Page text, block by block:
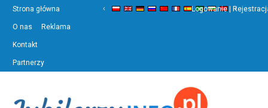
Strona główna
O nas Reklama
Kontakt
Partnerzy
‹ ›
Logowanie |